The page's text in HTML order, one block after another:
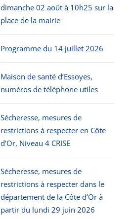
dimanche 02 août à 10h25 sur la
place de la mairie
Programme du 14 juillet 2026
Maison de santé d’Essoyes,
numéros de téléphone utiles
Sécheresse, mesures de
restrictions à respecter en Côte
d’Or, Niveau 4 CRISE
Sécheresse, mesures de
restrictions à respecter dans le
département de la Côte d’Or à
partir du lundi 29 juin 2026